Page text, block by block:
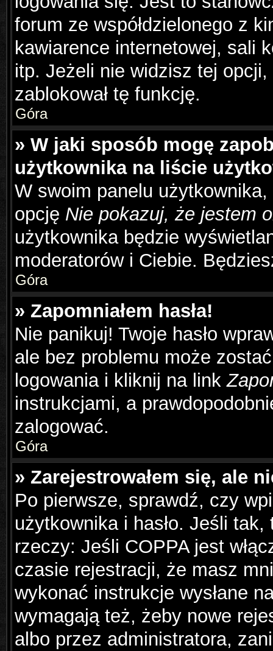
forum ze współdzielonego z
kawiarence internetowej, sali
itp. Jeżeli nie widzisz tej
zablokował tę funkcję.
Góra
» W jaki sposób mogę
użytkownika na liście
W swoim panelu
opcję Nie pokazuj, że jestem
użytkownika będzie
moderatorów i Ciebie.
Góra
» Zapomniałem hasła!
Nie panikuj! Twoje hasło
ale bez problemu może
logowania i kliknij na link
instrukcjami, a
zalogować.
Góra
» Zarejestrowałem się, ale
Po pierwsze, sprawdź, czy
użytkownika i hasło. Jeśli
rzeczy: Jeśli COPPA jest
czasie rejestracji, że masz
wykonać instrukcje wysłane
wymagają też, żeby nowe
albo przez administratora,